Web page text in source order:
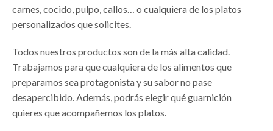
carnes, cocido, pulpo, callos… o cualquiera de los platos
personalizados que solicites.
Todos nuestros productos son de la más alta calidad.
Trabajamos para que cualquiera de los alimentos que
preparamos sea protagonista y su sabor no pase
desapercibido. Además, podrás elegir qué guarnición
quieres que acompañemos los platos.